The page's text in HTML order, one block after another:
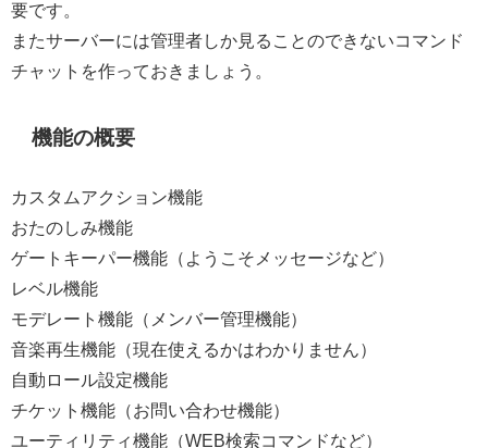
要です。
またサーバーには管理者しか見ることのできないコマンド
チャットを作っておきましょう。
機能の概要
カスタムアクション機能
おたのしみ機能
ゲートキーパー機能（ようこそメッセージなど）
レベル機能
モデレート機能（メンバー管理機能）
音楽再生機能（現在使えるかはわかりません）
自動ロール設定機能
チケット機能（お問い合わせ機能）
ユーティリティ機能（WEB検索コマンドなど）